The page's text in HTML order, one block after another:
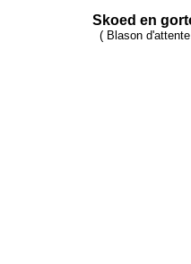
Skoed en
( Blason